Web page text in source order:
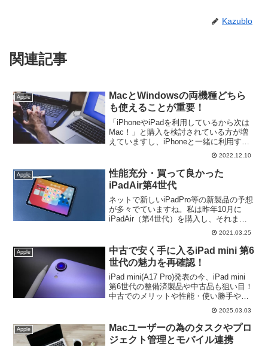
Kazublo
関連記事
Apple
MacとWindowsの両機種どちら
も使えることが重要！
「iPhoneやiPadを利用しているから次は
Mac！」と購入を検討されている方が増
えていますし、iPhoneと一緒に利用する
とMacは非常に便利ですが、「Macと
Windowsのどちらも使えることが重
要！」です。
2022.12.10
Apple
性能充分・買って良かった
iPadAir第4世代
ネットで新しいiPadPro等の新製品の予想
が多々でていますね。私は昨年10月に
iPadAir（第4世代）を購入し、それまで
使用していたiPadPro10.5インチから乗り
換えて今現在使用しています。それまで
は、iPadmini（第5世代）...
2021.03.25
Apple
中古で安く手に入るiPad mini 第6
世代の魅力を再確認！
iPad mini(A17 Pro)発表の今、iPad mini
第6世代の整備済製品や中古品も狙い目！
中古でのメリットや性能・使い勝手や購
入時の注意点も紹介。予算を抑え高性能
2025.03.03
Apple
Macユーザーの為のタスクやプロ
ジェクト管理とモバイル連携